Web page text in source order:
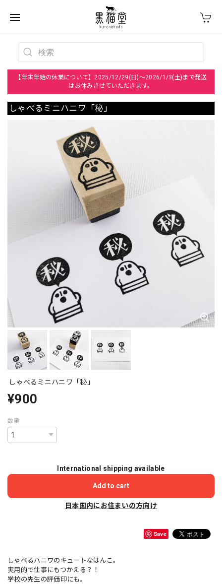
【年末年始の休業について】2025/12/29(日)～2026/1/3(土)まで発送
はお休みさせていただきます。
しゃべるミニハニワ「秘」
しゃべるミニハニワ「秘」
¥900
数量
International shipping available
Add to cart
日本国内にお住まいの方向け
Save
しゃべるハニワのキュートなはんこ。
実用的で仕事にもつかえる？！
学校の先生の評価印にも。